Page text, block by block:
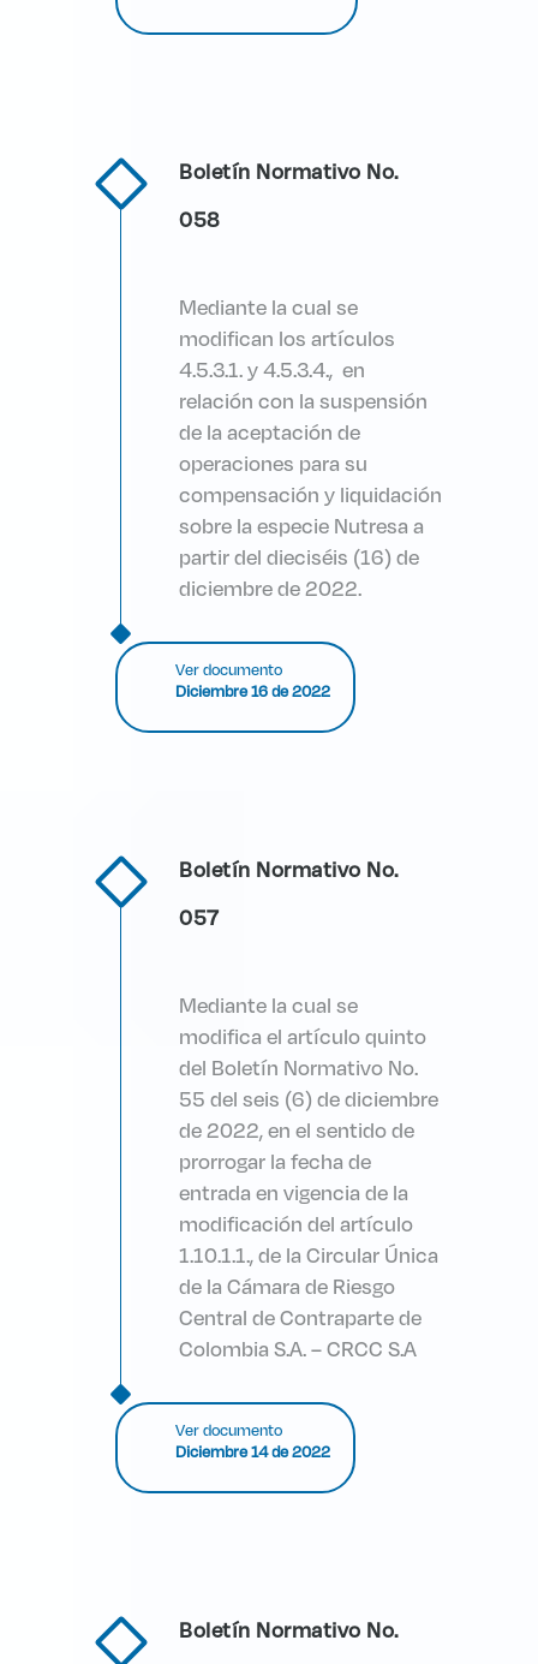
Boletín Normativo No.
058
Mediante la cual se
modifican los artículos
4.5.3.1. y 4.5.3.4., en
relación con la suspensión
de la aceptación de
operaciones para su
compensación y liquidación
sobre la especie Nutresa a
partir del dieciséis (16) de
diciembre de 2022.
Ver documento
Diciembre 16 de 2022
Boletín Normativo No.
057
Mediante la cual se
modifica el artículo quinto
del Boletín Normativo No.
55 del seis (6) de diciembre
de 2022, en el sentido de
prorrogar la fecha de
entrada en vigencia de la
modificación del artículo
1.10.1.1., de la Circular Única
de la Cámara de Riesgo
Central de Contraparte de
Colombia S.A. – CRCC S.A
Ver documento
Diciembre 14 de 2022
Boletín Normativo No.